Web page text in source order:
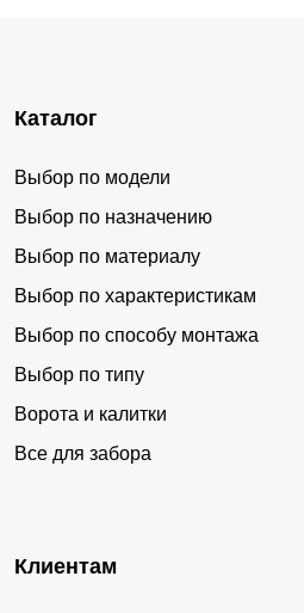
Каталог
Выбор по модели
Выбор по назначению
Выбор по материалу
Выбор по характеристикам
Выбор по способу монтажа
Выбор по типу
Ворота и калитки
Все для забора
Клиентам